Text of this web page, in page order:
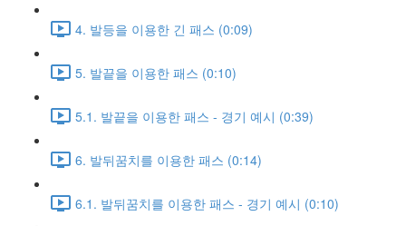
4. 발등을 이용한 긴 패스 (0:09)
5. 발끝을 이용한 패스 (0:10)
5.1. 발끝을 이용한 패스 - 경기 예시 (0:39)
6. 발뒤꿈치를 이용한 패스 (0:14)
6.1. 발뒤꿈치를 이용한 패스 - 경기 예시 (0:10)